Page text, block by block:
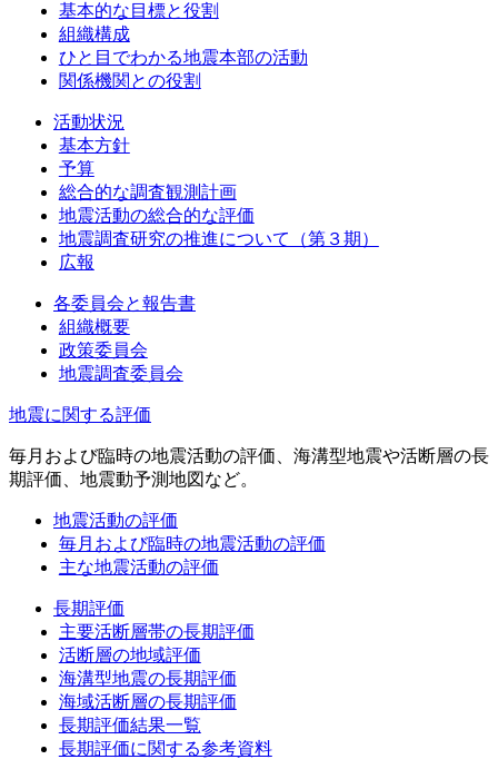
基本的な目標と役割
組織構成
ひと目でわかる地震本部の活動
関係機関との役割
活動状況
基本方針
予算
総合的な調査観測計画
地震活動の総合的な評価
地震調査研究の推進について（第３期）
広報
各委員会と報告書
組織概要
政策委員会
地震調査委員会
地震に関する評価
毎月および臨時の地震活動の評価、海溝型地震や活断層の長
期評価、地震動予測地図など。
地震活動の評価
毎月および臨時の地震活動の評価
主な地震活動の評価
長期評価
主要活断層帯の長期評価
活断層の地域評価
海溝型地震の長期評価
海域活断層の長期評価
長期評価結果一覧
長期評価に関する参考資料